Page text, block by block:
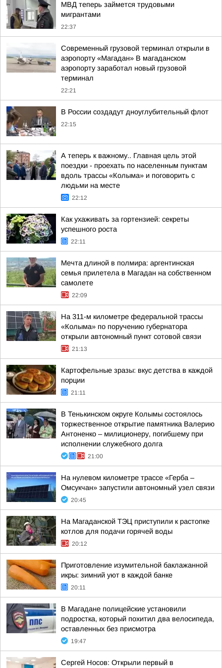
МВД теперь займется трудовыми
мигрантами
22:37
Современный грузовой терминал открыли в
аэропорту «Магадан» В магаданском
аэропорту заработал новый грузовой
терминал
22:21
В России создадут дноуглубительный флот
22:15
А теперь к важному.. Главная цель этой
поездки - проехать по населенным пунктам
вдоль трассы «Колыма» и поговорить с
людьми на месте
22:12
Как ухаживать за гортензией: секреты
успешного роста
22:11
Мечта длиной в полмира: аргентинская
семья прилетела в Магадан на собственном
самолете
22:09
На 311-м километре федеральной трассы
«Колыма» по поручению губернатора
открыли автономный пункт сотовой связи
21:13
Картофельные зразы: вкус детства в каждой
порции
21:11
В Тенькинском округе Колымы состоялось
торжественное открытие памятника Валерию
Антоненко – милиционеру, погибшему при
исполнении служебного долга
21:00
На нулевом километре трассе «Герба –
Омсукчан» запустили автономный узел связи
20:45
На Магаданской ТЭЦ приступили к растопке
котлов для подачи горячей воды
20:12
Приготовление изумительной баклажанной
икры: зимний уют в каждой банке
20:11
В Магадане полицейские установили
подростка, который похитил два велосипеда,
оставленных без присмотра
19:47
Сергей Носов: Открыли первый в